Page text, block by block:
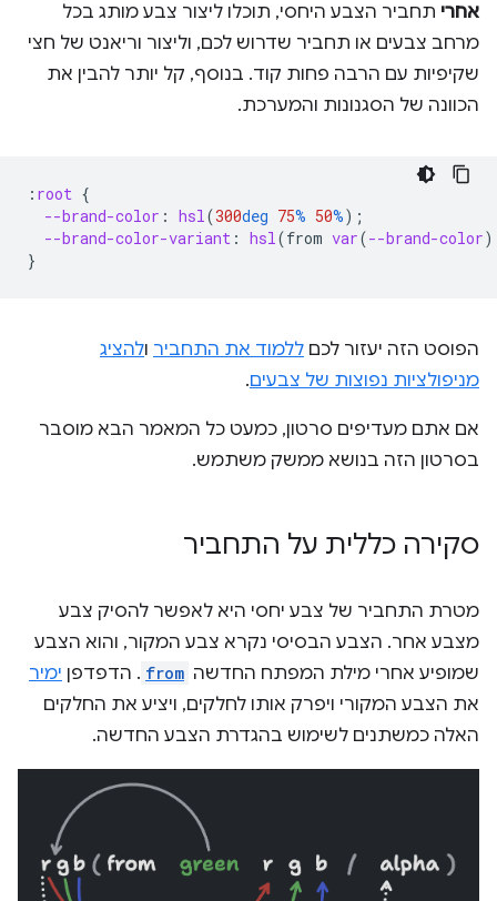
אחרי תחביר הצבע היחסי, תוכלו ליצור צבע מותג בכל
מרחב צבעים או תחביר שדרוש לכם, וליצור וריאנט של חצי
שקיפיות עם הרבה פחות קוד. בנוסף, קל יותר להבין את
הכוונה של הסגנונות והמערכת.
: root {
--brand-color : hsl(300deg 75% 50%);
--brand-color-variant : hsl(from var(--brand-color)
}
הפוסט הזה יעזור לכם ללמוד את התחביר ולהציג
מניפולציות נפוצות של צבעים.
אם אתם מעדיפים סרטון, כמעט כל המאמר הבא מוסבר
בסרטון הזה בנושא ממשק משתמש.
סקירה כללית על התחביר
מטרת התחביר של צבע יחסי היא לאפשר להסיק צבע
מצבע אחר. הצבע הבסיסי נקרא צבע המקור, והוא הצבע
שמופיע אחרי מילת המפתח החדשה from . הדפדפן ימיר
את הצבע המקורי ויפרק אותו לחלקים, ויציע את החלקים
האלה כמשתנים לשימוש בהגדרת הצבע החדשה.